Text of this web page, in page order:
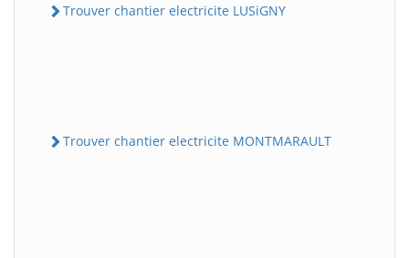
Trouver chantier electricite LUSiGNY
Trouver chantier electricite MONTMARAULT